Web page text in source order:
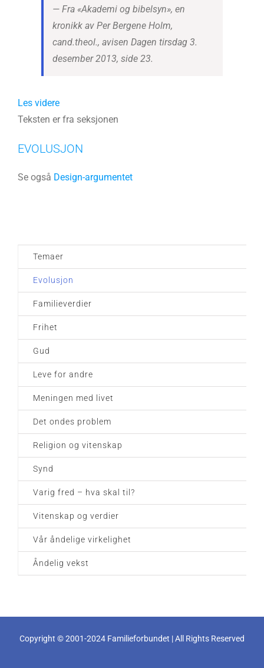
— Fra «Akademi og bibelsyn», en
kronikk av Per Bergene Holm,
cand.theol., avisen Dagen tirsdag 3.
desember 2013, side 23.
Les videre
Teksten er fra seksjonen
EVOLUSJON
Se også Design-argumentet
Temaer
Evolusjon
Familieverdier
Frihet
Gud
Leve for andre
Meningen med livet
Det ondes problem
Religion og vitenskap
Synd
Varig fred – hva skal til?
Vitenskap og verdier
Vår åndelige virkelighet
Åndelig vekst
Copyright © 2001-2024 Familieforbundet | All Rights Reserved